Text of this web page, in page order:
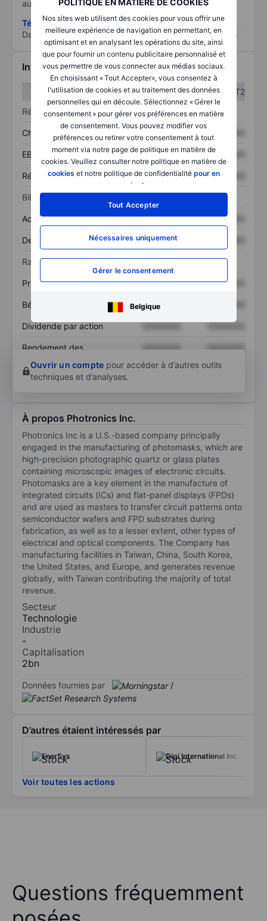
POLITIQUE EN MATIÈRE DE COOKIES
Nos sites web utilisent des cookies pour vous offrir une
meilleure expérience de navigation en permettant, en
optimisant et en analysant les opérations du site, ainsi
que pour fournir un contenu publicitaire personnalisé et
vous permettre de vous connecter aux médias sociaux.
En choisissant « Tout Accepter», vous consentez à
l'utilisation de cookies et au traitement des données
personnelles qui en découle. Sélectionnez « Gérer le
consentement » pour gérer vos préférences en matière
de consentement. Vous pouvez modifier vos
préférences ou retirer votre consentement à tout
moment via notre page de politique en matière de
cookies. Veuillez consulter notre politique en matière de
cookies et notre politique de confidentialité pour en
savoir plus
Tout Accepter
Nécessaires uniquement
Gérer le consentement
Belgique
au risque le plus élevé).
Télécharger la méthodologie ESG (en anglais)
Data provided by
/
Informations financières
T1
T2
Résultats
Chiffre d’affaires
EBITDA XXXXXXX XXXXXXX
Résultat net XXXXXXX XXXXXXX
Bilan
Actif total XXXXXXX XXXXXXX
Dette totale XXXXXXX
Ratios
Prix / ventes XXXXXXX XXXXXXX
Bénéfice par action XXXXXXX
Dividende par action
Rendement des
XXXXXXX
XXXXXXX
Ouvrir un compte pour accéder à d’autres outils
techniques et d’analyses.
À propos Photronics Inc.
Photronics Inc is a U.S.-based company principally
engaged in the manufacturing of photomasks, which are
high-precision photographic quartz or glass plates
containing microscopic images of electronic circuits.
Photomasks are a key element in the manufacture of
integrated circuits (ICs) and flat-panel displays (FPDs)
and are used as masters to transfer circuit patterns onto
semiconductor wafers and FPD substrates during
fabrication, as well as to a lesser extent, other types of
electrical and optical components. The Company has
manufacturing facilities in Taiwan, China, South Korea,
the United States, and Europe, and generates revenue
globally, with Taiwan contributing the majority of total
revenue.
Secteur
Technologie
Industrie
-
Capitalisation
2bn
Données fournies par /
D’autres étaient intéressés par
EnerSys Digi International Inc.
Voir toutes les actions
Questions fréquemment